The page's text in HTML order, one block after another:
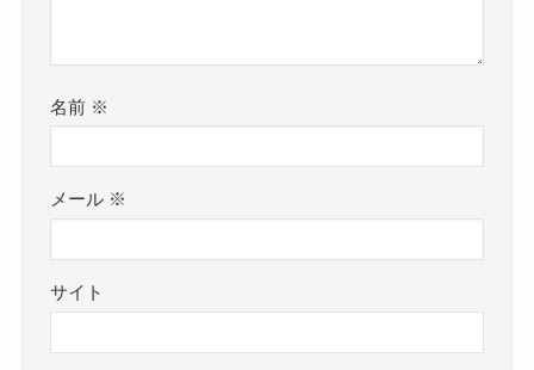
名前 ※
メール ※
サイト